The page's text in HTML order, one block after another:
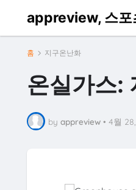
appreview, 스포
홈 지구온난화
온실가스:
by appreview • 4월